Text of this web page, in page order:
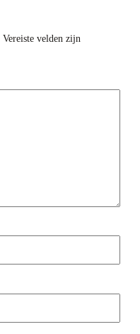
Vereiste velden zijn